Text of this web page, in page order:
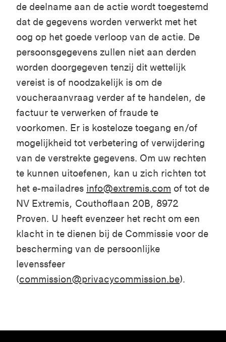
de deelname aan de actie wordt toegestemd
dat de gegevens worden verwerkt met het
oog op het goede verloop van de actie. De
persoonsgegevens zullen niet aan derden
worden doorgegeven tenzij dit wettelijk
vereist is of noodzakelijk is om de
voucheraanvraag verder af te handelen, de
factuur te verwerken of fraude te
voorkomen. Er is kosteloze toegang en/of
mogelijkheid tot verbetering of verwijdering
van de verstrekte gegevens. Om uw rechten
te kunnen uitoefenen, kan u zich richten tot
het e-mailadres info@extremis.com of tot de
NV Extremis, Couthoflaan 20B, 8972
Proven. U heeft evenzeer het recht om een
klacht in te dienen bij de Commissie voor de
bescherming van de persoonlijke
levenssfeer
(commission@privacycommission.be).